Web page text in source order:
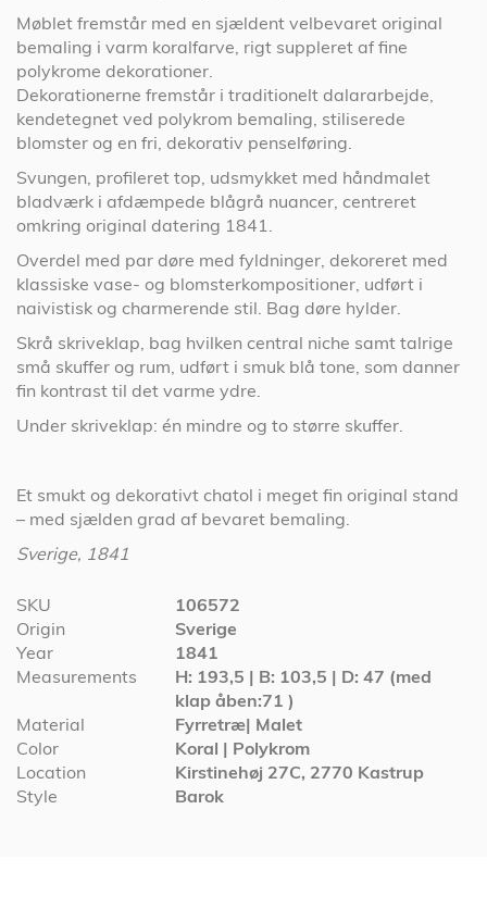
Møblet fremstår med en sjældent velbevaret original
bemaling i varm koralfarve, rigt suppleret af fine
polykrome dekorationer.
Dekorationerne fremstår i traditionelt dalararbejde,
kendetegnet ved polykrom bemaling, stiliserede
blomster og en fri, dekorativ penselføring.
Svungen, profileret top, udsmykket med håndmalet
bladværk i afdæmpede blågrå nuancer, centreret
omkring original datering 1841.
Overdel med par døre med fyldninger, dekoreret med
klassiske vase- og blomsterkompositioner, udført i
naivistisk og charmerende stil. Bag døre hylder.
Skrå skriveklap, bag hvilken central niche samt talrige
små skuffer og rum, udført i smuk blå tone, som danner
fin kontrast til det varme ydre.
Under skriveklap: én mindre og to større skuffer.
Et smukt og dekorativt chatol i meget fin original stand
– med sjælden grad af bevaret bemaling.
Sverige, 1841
More
Information
SKU
106572
Origin
Sverige
Year
1841
Measurements
H: 193,5 | B: 103,5 | D: 47 (med
klap åben:71 )
Material
Fyrretræ| Malet
Color
Koral | Polykrom
Location
Kirstinehøj 27C, 2770 Kastrup
Style
Barok